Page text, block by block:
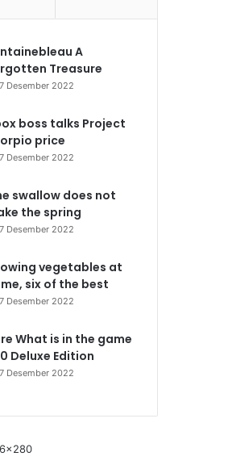
A
Treasure
Desember 2022
boss talks Project
price
Desember 2022
swallow does not
the spring
Desember 2022
vegetables at
six of the best
Desember 2022
What is in the game
Deluxe Edition
Desember 2022